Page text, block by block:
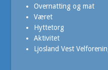
Overnatting og mat
Været
Hyttetorg
Aktivitet
Ljosland Vest